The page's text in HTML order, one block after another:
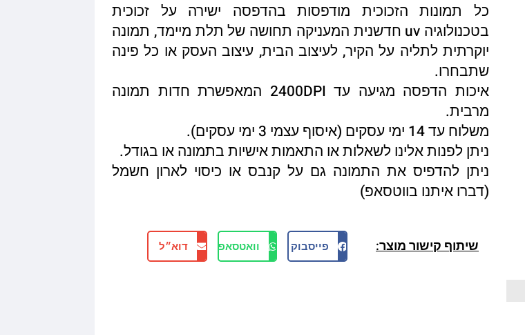
כל תמונות הזכוכית מודפסות בהדפסה ישירה על זכוכית
בטכנולוגיה uv חדשנית המעניקה תחושה של תלת מיימד, תמונה
יוקרתית לתליה על הקיר, לעיצוב הבית, עיצוב העסק או כל פינה
שתבחרו.
איכות הדפסה מגיעה עד 2400DPI המאפשרת חדות תמונה
מרבית.
משלוח עד 14 ימי עסקים (איסוף עצמי 3 ימי עסקים).
ניתן לפנות אלינו לשאלות או התאמות אישיות בתמונה או בגודל.
ניתן להדפיס את התמונה גם על קנבס או כיסוי לארון חשמל
(דברו איתנו בווטסאפ)
שיתוף קישור מוצר: פייסבוק וואטסאפ דוא״ל